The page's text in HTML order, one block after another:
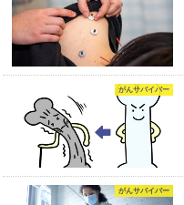
がんサバイバー
がんサバイバー